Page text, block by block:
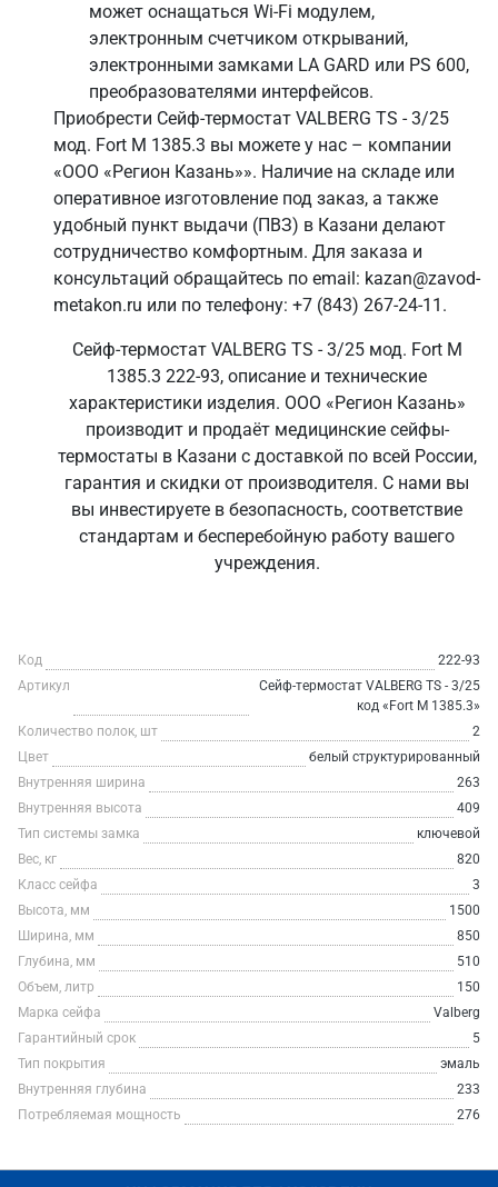
может оснащаться Wi-Fi модулем,
электронным счетчиком открываний,
электронными замками LA GARD или PS 600,
преобразователями интерфейсов.
Приобрести Сейф-термостат VALBERG TS - 3/25
мод. Fort M 1385.3 вы можете у нас – компании
«ООО «Регион Казань»». Наличие на складе или
оперативное изготовление под заказ, а также
удобный пункт выдачи (ПВЗ) в Казани делают
сотрудничество комфортным. Для заказа и
консультаций обращайтесь по email: kazan@zavod-
metakon.ru или по телефону: +7 (843) 267-24-11.
Сейф-термостат VALBERG TS - 3/25 мод. Fort M
1385.3 222-93, описание и технические
характеристики изделия. ООО «Регион Казань»
производит и продаёт медицинские сейфы-
термостаты в Казани с доставкой по всей России,
гарантия и скидки от производителя. С нами вы
вы инвестируете в безопасность, соответствие
стандартам и бесперебойную работу вашего
учреждения.
Код
222-93
Артикул
Сейф-термостат VALBERG TS - 3/25
код «Fort M 1385.3»
Количество полок, шт
2
Цвет
белый структурированный
Внутренняя ширина
263
Внутренняя высота
409
Тип системы замка
ключевой
Вес, кг
820
Класс сейфа
3
Высота, мм
1500
Ширина, мм
850
Глубина, мм
510
Объем, литр
150
Марка сейфа
Valberg
Гарантийный срок
5
Тип покрытия
эмаль
Внутренняя глубина
233
Потребляемая мощность
276